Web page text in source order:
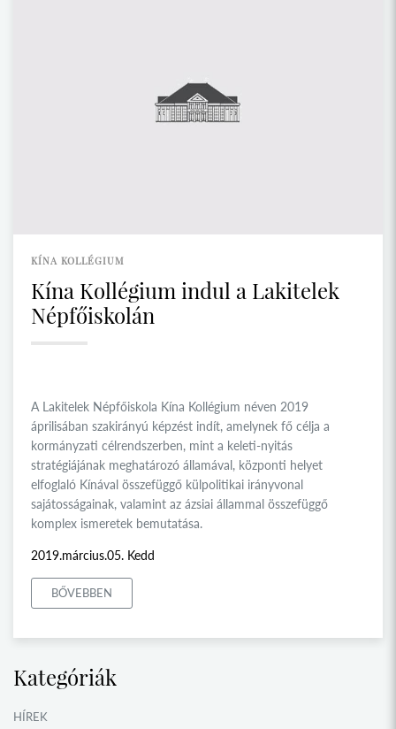
KÍNA KOLLÉGIUM
Kína Kollégium indul a Lakitelek
Népfőiskolán
A Lakitelek Népfőiskola Kína Kollégium néven 2019
áprilisában szakirányú képzést indít, amelynek fő célja a
kormányzati célrendszerben, mint a keleti-nyitás
stratégiájának meghatározó államával, központi helyet
elfoglaló Kínával összefüggő külpolitikai irányvonal
sajátosságainak, valamint az ázsiai állammal összefüggő
komplex ismeretek bemutatása.
2019.március.05. Kedd
BŐVEBBEN
Kategóriák
HÍREK